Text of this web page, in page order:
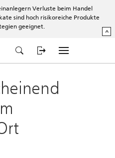
Verluste beim Handel
sind hoch risikoreiche Produkte
geeignet.
^